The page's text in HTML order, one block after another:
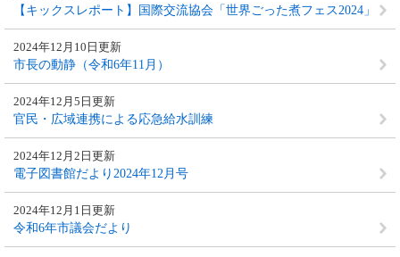
【キックスレポート】国際交流協会「世界ごった煮フェス2024」
市長の動静（令和6年11月）
2024年12月10日更新
官民・広域連携による応急給水訓練
2024年12月5日更新
電子図書館だより2024年12月号
2024年12月2日更新
令和6年市議会だより
2024年12月1日更新